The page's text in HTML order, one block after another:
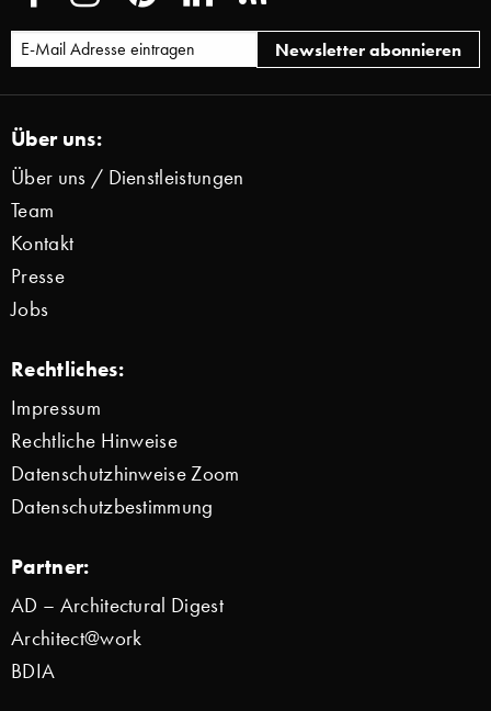
Über uns:
Über uns / Dienstleistungen
Team
Kontakt
Presse
Jobs
Rechtliches:
Impressum
Rechtliche Hinweise
Datenschutzhinweise Zoom
Datenschutzbestimmung
Partner:
AD – Architectural Digest
Architect@work
BDIA